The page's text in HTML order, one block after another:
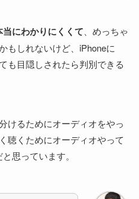
にわかりにくくて、めっちゃ
もしれないけど、iPhoneに
も目隠しされたら判別できる
けるためにオーディオをやっ
聴くためにオーディオやって
思っています。